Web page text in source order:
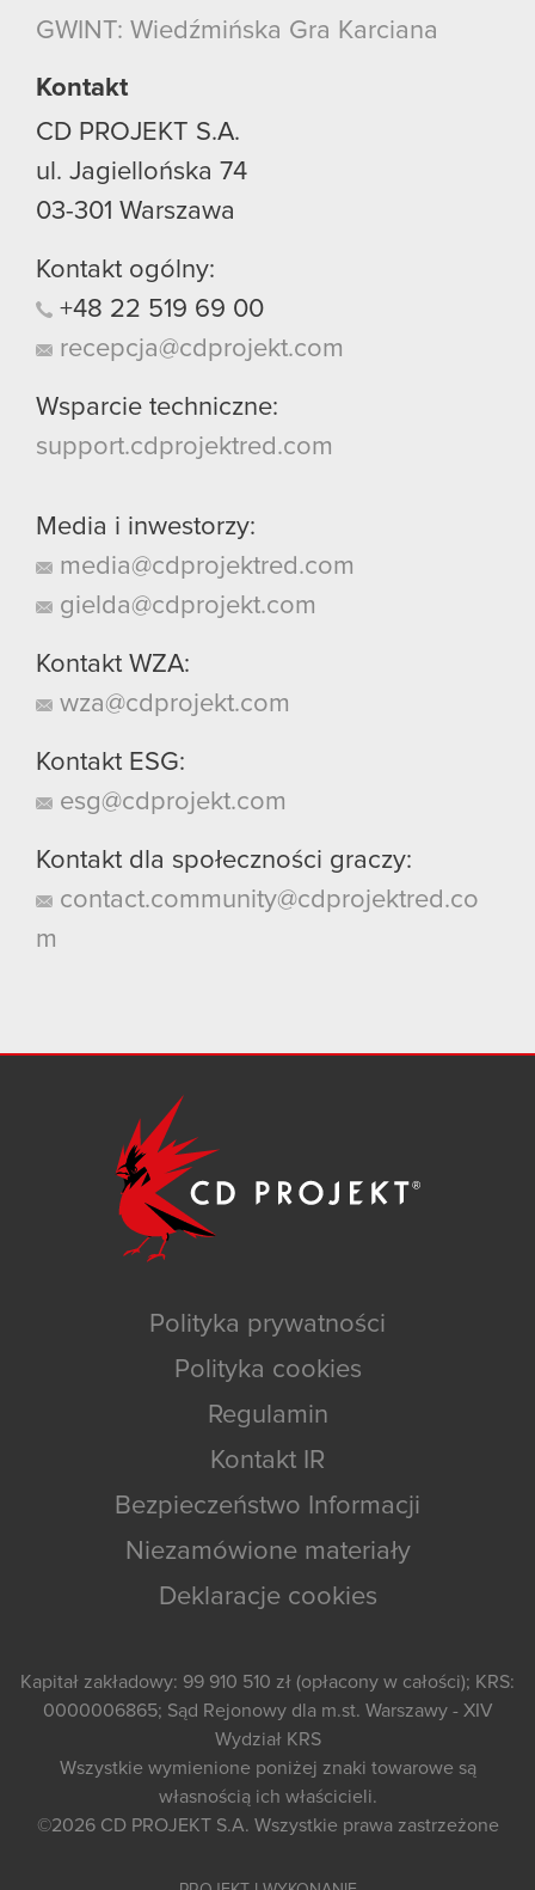
GWINT: Wiedźmińska Gra Karciana
Kontakt
CD PROJEKT S.A.
ul. Jagiellońska 74
03-301 Warszawa
Kontakt ogólny:
+48 22 519 69 00
recepcja@cdprojekt.com
Wsparcie techniczne:
support.cdprojektred.com
Media i inwestorzy:
media@cdprojektred.com
gielda@cdprojekt.com
Kontakt WZA:
wza@cdprojekt.com
Kontakt ESG:
esg@cdprojekt.com
Kontakt dla społeczności graczy:
contact.community@cdprojektred.co
m
Polityka prywatności
Polityka cookies
Regulamin
Kontakt IR
Bezpieczeństwo Informacji
Niezamówione materiały
Deklaracje cookies
Kapitał zakładowy: 99 910 510 zł (opłacony w całości); KRS:
0000006865; Sąd Rejonowy dla m.st. Warszawy - XIV
Wydział KRS
Wszystkie wymienione poniżej znaki towarowe są
własnością ich właścicieli.
©2026 CD PROJEKT S.A. Wszystkie prawa zastrzeżone